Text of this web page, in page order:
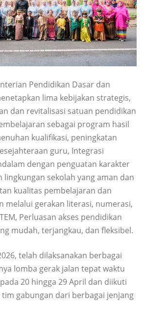
Pendidikan Dasar dan
lima kebijakan strategis,
dan revitalisasi satuan pendidikan
sebagai program hasil
kualifikasi, peningkatan
guru, Integrasi
dengan penguatan karakter
lingkungan sekolah yang aman dan
kualitas pembelajaran dan
melalui gerakan literasi, numerasi,
Perluasan akses pendidikan
mudah, terjangkau, dan fleksibel.
telah dilaksanakan berbagai
lomba gerak jalan tepat waktu
20 hingga 29 April dan diikuti
gabungan dari berbagai jenjang